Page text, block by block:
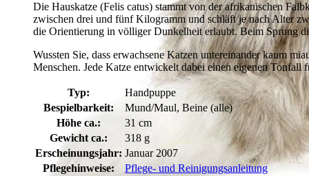
Die Hauskatze (Felis catus) stammt von der afrikanischen
zwischen drei und fünf Kilogramm und schläft je nach Alter
die Orientierung in völliger Dunkelheit erlaubt. Beim Sprung
Wussten Sie, dass erwachsene Katzen untereinander kaum
Menschen. Jede Katze entwickelt dabei einen eigenen
Typ:
Handpuppe
Bespielbarkeit:
Mund/Maul, Beine (alle)
Höhe ca.:
31 cm
Gewicht ca.:
318 g
Erscheinungsjahr: Januar 2007
Pflegehinweise:
Pflege- und Reinigungsanleitung